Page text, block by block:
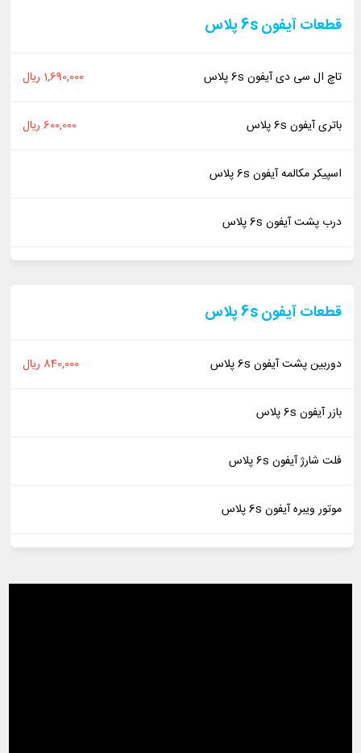
قطعات آیفون 6s پلاس
تاچ ال سی دی آیفون 6s پلاس 1,690,000 ریال
باتری آیفون 6s پلاس 600,000 ریال
اسپیکر مکالمه آیفون 6s پلاس
درب پشت آیفون 6s پلاس
قطعات آیفون 6s پلاس
دوربین پشت آیفون 6s پلاس 840,000 ریال
بازر آیفون 6s پلاس
فلت شارژ آیفون 6s پلاس
موتور ویبره آیفون 6s پلاس